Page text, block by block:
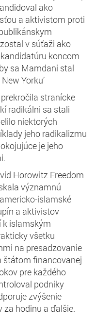
ako
a aktivistom proti
v súťaži ako
koncom
sa Mamdani stal
Yorku’
stranícke
radikálni sa stali
niektorých
jeho radikalizmu
je jeho
Horowitz Freedom
významnú
islamské
a aktivistov
k islamským
všetku
na presadzovanie
štátom financovanej
pre každého
podniky
zvýšenie
hodinu a ďalšie.